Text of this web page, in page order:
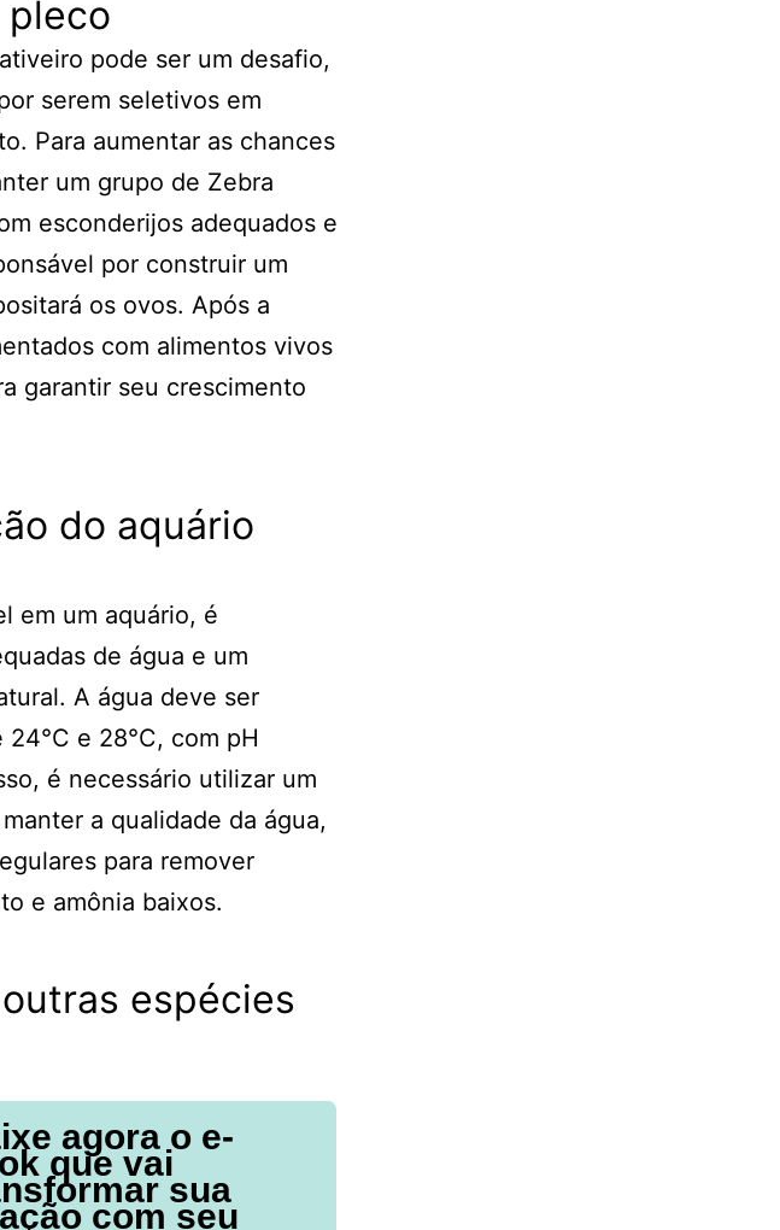
pleco
pode ser um desafio,
serem seletivos em
Para aumentar as chances
um grupo de Zebra
esconderijos adequados e
por construir um
os ovos. Após a
com alimentos vivos
garantir seu crescimento
do aquário
em um aquário, é
de água e um
A água deve ser
e 28°C, com pH
é necessário utilizar um
a qualidade da água,
para remover
e amônia baixos.
espécies
agora o e-
que vai
sua
com seu